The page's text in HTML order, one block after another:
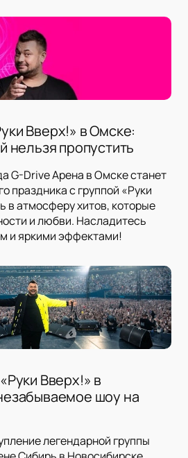
Вверх!» в Омске:
нельзя пропустить
G-Drive Арена в Омске станет
праздника с группой «Руки
в атмосферу хитов, которые
и любви. Насладитесь
и яркими эффектами!
Вверх!» в
шоу на
легендарной группы